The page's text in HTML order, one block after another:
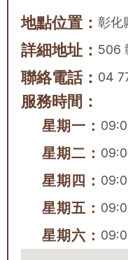
地點位置： 彰化
詳細地址： 506
聯絡電話： 04
服務時間：
星期一：
星期二：
星期四：
星期五：
星期六：